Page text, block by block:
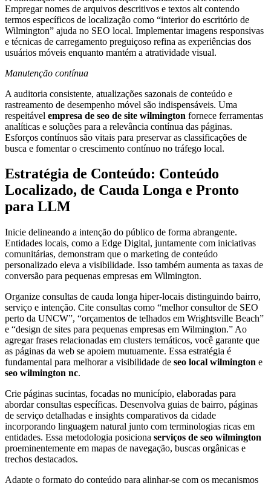
Empregar nomes de arquivos descritivos e textos alt contendo
termos específicos de localização como “interior do escritório de
Wilmington” ajuda no SEO local. Implementar imagens responsivas
e técnicas de carregamento preguiçoso refina as experiências dos
usuários móveis enquanto mantém a atratividade visual.
Manutenção contínua
A auditoria consistente, atualizações sazonais de conteúdo e
rastreamento de desempenho móvel são indispensáveis. Uma
respeitável empresa de seo de site wilmington fornece ferramentas
analíticas e soluções para a relevância contínua das páginas.
Esforços contínuos são vitais para preservar as classificações de
busca e fomentar o crescimento contínuo no tráfego local.
Estratégia de Conteúdo: Conteúdo
Localizado, de Cauda Longa e Pronto
para LLM
Inicie delineando a intenção do público de forma abrangente.
Entidades locais, como a Edge Digital, juntamente com iniciativas
comunitárias, demonstram que o marketing de conteúdo
personalizado eleva a visibilidade. Isso também aumenta as taxas de
conversão para pequenas empresas em Wilmington.
Organize consultas de cauda longa hiper-locais distinguindo bairro,
serviço e intenção. Cite consultas como “melhor consultor de SEO
perto da UNCW”, “orçamentos de telhados em Wrightsville Beach”
e “design de sites para pequenas empresas em Wilmington.” Ao
agregar frases relacionadas em clusters temáticos, você garante que
as páginas da web se apoiem mutuamente. Essa estratégia é
fundamental para melhorar a visibilidade de seo local wilmington e
seo wilmington nc.
Crie páginas sucintas, focadas no município, elaboradas para
abordar consultas específicas. Desenvolva guias de bairro, páginas
de serviço detalhadas e insights comparativos da cidade
incorporando linguagem natural junto com terminologias ricas em
entidades. Essa metodologia posiciona serviços de seo wilmington
proeminentemente em mapas de navegação, buscas orgânicas e
trechos destacados.
Adapte o formato do conteúdo para alinhar-se com os mecanismos